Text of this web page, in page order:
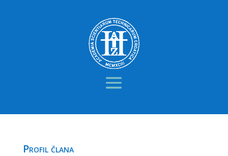
Profil člana